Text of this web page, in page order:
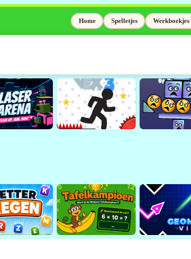
Home Spelletjes Werkboekjes
helaas niet meer